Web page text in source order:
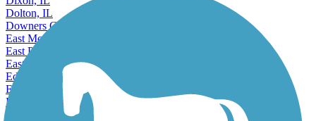
Dolton, IL
Downers Grove, IL
East Moline, IL
East Peoria, IL
East Saint Louis, IL
Edwardsville, IL
Effingham, IL
Elgin, IL
Elk Grove Village, IL